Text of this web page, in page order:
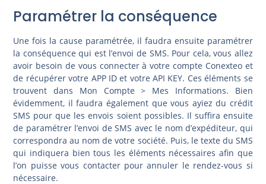
Paramétrer la conséquence
Une fois la cause paramétrée, il faudra ensuite paramétrer
la conséquence qui est l’envoi de SMS. Pour cela, vous allez
avoir besoin de vous connecter à votre compte Conexteo et
de récupérer votre APP ID et votre API KEY. Ces éléments se
trouvent dans Mon Compte > Mes Informations. Bien
évidemment, il faudra également que vous ayiez du crédit
SMS pour que les envois soient possibles. Il suffira ensuite
de paramétrer l’envoi de SMS avec le nom d’expéditeur, qui
correspondra au nom de votre société. Puis, le texte du SMS
qui indiquera bien tous les éléments nécessaires afin que
l’on puisse vous contacter pour annuler le rendez-vous si
nécessaire.